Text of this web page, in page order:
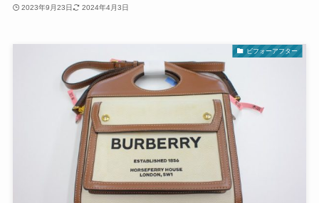
2023年9月23日 2024年4月3日
ビフォーアフター